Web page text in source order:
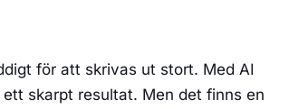
för att skrivas ut stort. Med AI
skarpt resultat. Men det finns en